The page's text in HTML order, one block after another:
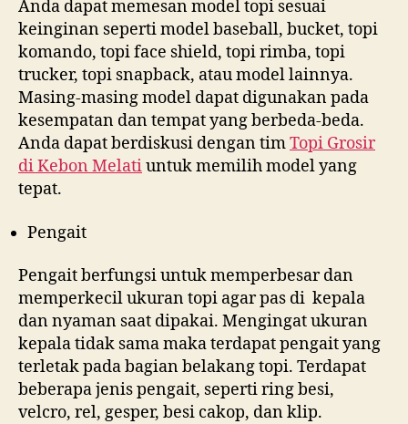
Anda dapat memesan model topi sesuai
keinginan seperti model baseball, bucket, topi
komando, topi face shield, topi rimba, topi
trucker, topi snapback, atau model lainnya.
Masing-masing model dapat digunakan pada
kesempatan dan tempat yang berbeda-beda.
Anda dapat berdiskusi dengan timTopi Grosir
diKebon Melatiuntuk memilih model yang
tepat.
Pengait
Pengait berfungsi untuk memperbesar dan
memperkecil ukuran topi agar pas di kepala
dan nyaman saat dipakai. Mengingat ukuran
kepala tidak sama maka terdapat pengait yang
terletak pada bagian belakang topi. Terdapat
beberapa jenis pengait, seperti ring besi,
velcro, rel, gesper, besi cakop, dan klip.